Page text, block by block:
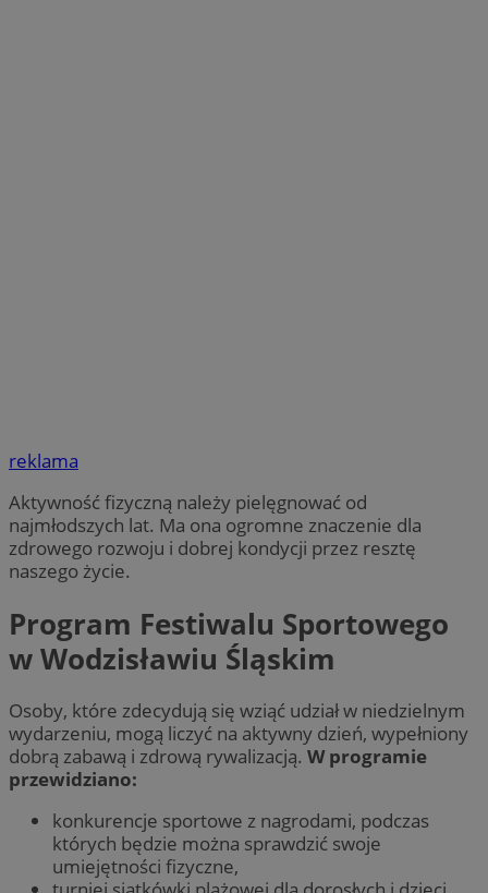
reklama
Aktywność fizyczną należy pielęgnować od
najmłodszych lat. Ma ona ogromne znaczenie dla
zdrowego rozwoju i dobrej kondycji przez resztę
naszego życie.
Program Festiwalu Sportowego
w Wodzisławiu Śląskim
Osoby, które zdecydują się wziąć udział w niedzielnym
wydarzeniu, mogą liczyć na aktywny dzień, wypełniony
dobrą zabawą i zdrową rywalizacją. W programie
przewidziano:
konkurencje sportowe z nagrodami, podczas
których będzie można sprawdzić swoje
umiejętności fizyczne,